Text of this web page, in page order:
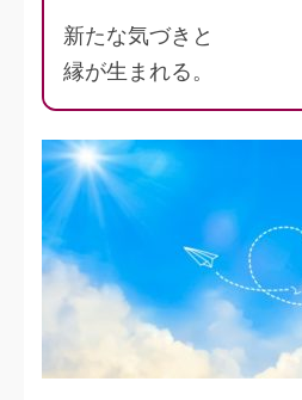
新たな気づきと
縁が生まれる。